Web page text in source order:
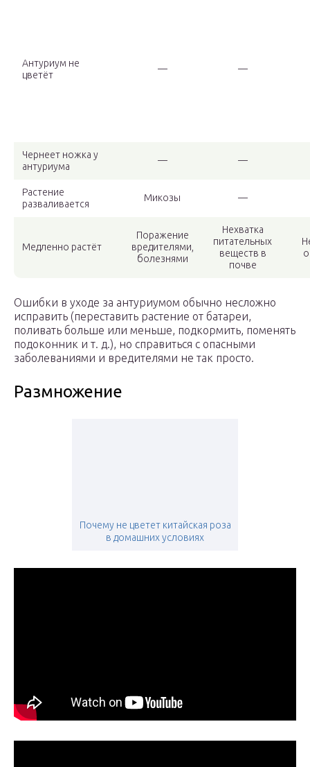
Антуриум не
цветёт
— —
Чернеет ножка у
антуриума
— —
Растение
разваливается
Микозы —
Медленно растёт
Поражение
вредителями,
болезнями
Нехватка
питательных
веществ в
почве
Ошибки в уходе за антуриумом обычно несложно
исправить (переставить растение от батареи,
поливать больше или меньше, подкормить, поменять
подоконник и т. д.), но справиться с опасными
заболеваниями и вредителями не так просто.
Размножение
Почему не цветет китайская роза
в домашних условиях